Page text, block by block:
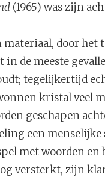
(1965) was zijn
door
de meeste
tegelijkertijd
kristal veel
geschapen
een
met woorden
versterkt, zijn